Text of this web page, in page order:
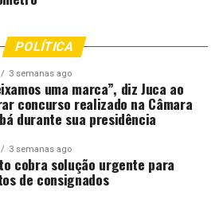
muito abaixo do mercado;
está sendo feito em
oficiais, como sites e redes sociais
diretamente com a loja antes
ou PIX;
POLÍTICA
3 semanas ago
uma marca”, diz Juca ao
concurso realizado na Câmara
durante sua presidência
3 semanas ago
cobra solução urgente para
de consignados